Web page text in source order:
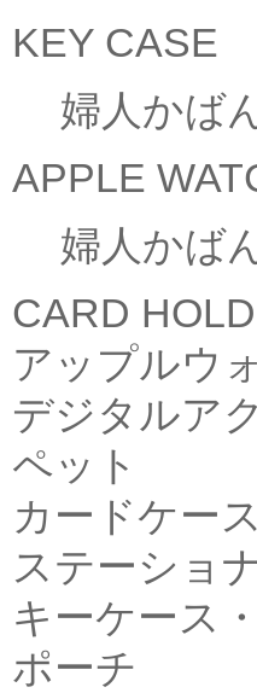
KEY CASE
婦人かば
APPLE
婦人かば
CARD
アップルウ
デジタルア
ペット
カードケー
ステーショ
キーケース
ポーチ